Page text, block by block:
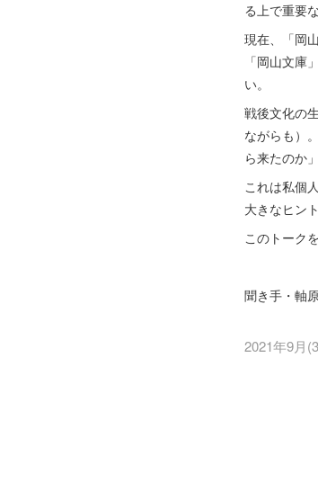
る上で重要
現在、「岡
「岡山文庫
い。
戦後文化の
ながらも）
ら来たのか
これは私個
大きなヒン
このトーク
聞き手・軸
2021年9月(3